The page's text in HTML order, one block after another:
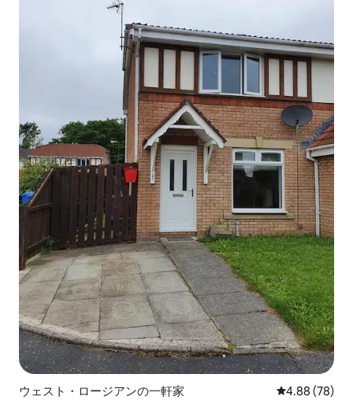
ウェスト・ロージアンの一軒家 レビュー78
4.88 (78)